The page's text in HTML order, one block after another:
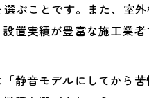
ぶことです。また、室
置実績が豊富な施工業
静音モデルにしてから苦